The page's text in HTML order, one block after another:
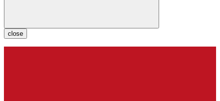
close